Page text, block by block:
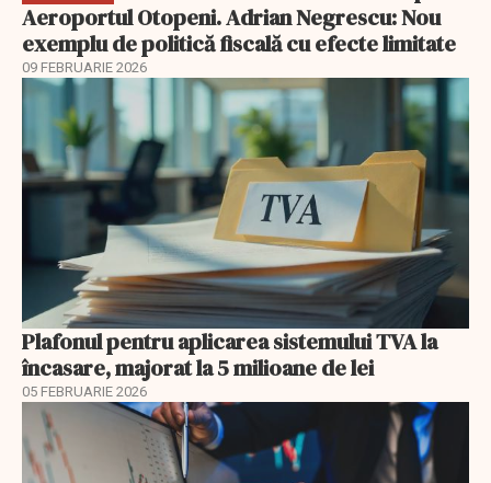
Aeroportul Otopeni. Adrian Negrescu: Nou
exemplu de politică fiscală cu efecte limitate
09 FEBRUARIE 2026
Plafonul pentru aplicarea sistemului TVA la
încasare, majorat la 5 milioane de lei
05 FEBRUARIE 2026